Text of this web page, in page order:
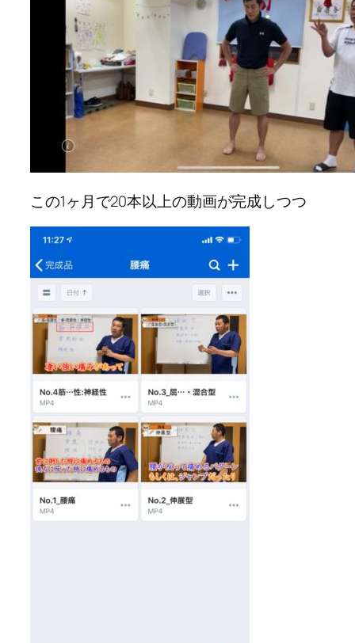
この1ヶ月で20本以上の動画が完成しつつ